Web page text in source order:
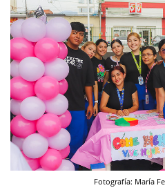
Fotografía: María